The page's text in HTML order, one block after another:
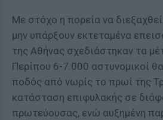
Με στόχο η πορεία να
μην υπάρξουν εκτεταμένα
της Αθήνας σχεδιάστηκαν τα
Περίπου 6-7.000 αστυνομικοί
ποδός από νωρίς το πρωί της
κατάσταση επιφυλακής σε
πρωτεύουσας, ενώ αυξημένη